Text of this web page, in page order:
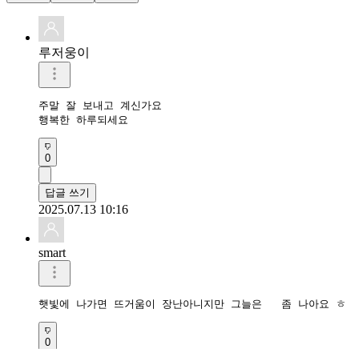
루저웅이
주말 잘 보내고 계신가요
행복한 하루되세요
0
답글 쓰기
2025.07.13 10:16
smart
햇빛에 나가면 뜨거움이 장난아니지만 그늘은   좀 나아요 ㅎ
0